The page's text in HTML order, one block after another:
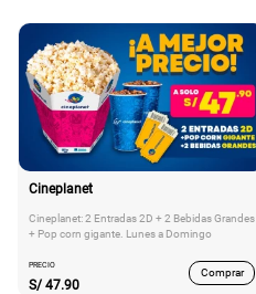
Cineplanet
Cineplanet: 2 Entradas 2D + 2 Bebidas Grandes
+ Pop corn gigante. Lunes a Domingo
PRECIO
S/ 47.90
Comprar